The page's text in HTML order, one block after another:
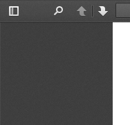
Toggle
PreviousNext